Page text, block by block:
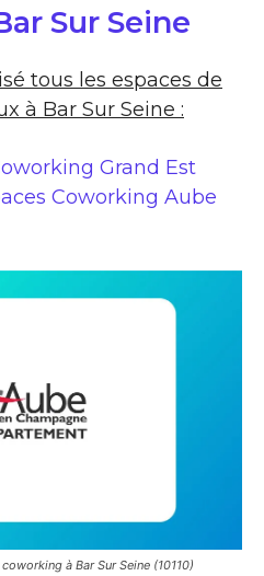
Sur Seine
tous les espaces de
à Bar Sur Seine :
Grand Est
Coworking Aube
coworking à Bar Sur Seine (10110)